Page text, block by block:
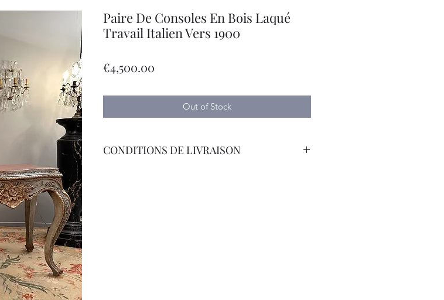
Paire De Consoles En Bois Laqué
Travail Italien Vers 1900
€4,500.00
Out of Stock
CONDITIONS DE LIVRAISON